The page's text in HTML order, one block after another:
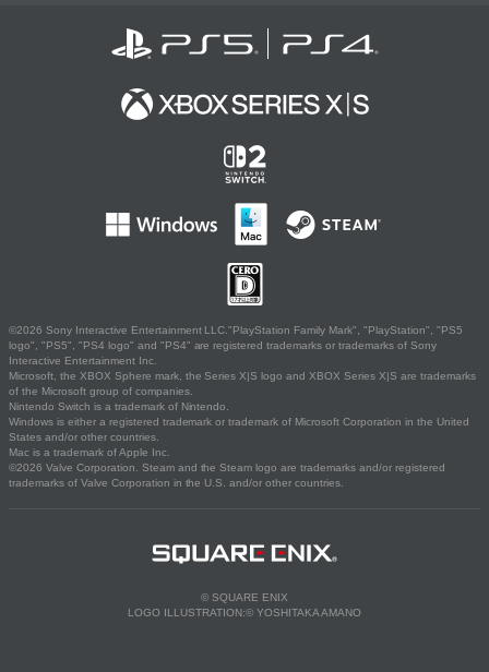
©2026 Sony Interactive Entertainment LLC."PlayStation Family Mark", "PlayStation", "PS5
logo", "PS5", "PS4 logo" and "PS4" are registered trademarks or trademarks of Sony
Interactive Entertainment Inc.
Microsoft, the XBOX Sphere mark, the Series X|S logo and XBOX Series X|S are trademarks
of the Microsoft group of companies.
Nintendo Switch is a trademark of Nintendo.
Windows is either a registered trademark or trademark of Microsoft Corporation in the United
States and/or other countries.
Mac is a trademark of Apple Inc.
©2026 Valve Corporation. Steam and the Steam logo are trademarks and/or registered
trademarks of Valve Corporation in the U.S. and/or other countries.
© SQUARE ENIX
LOGO ILLUSTRATION:© YOSHITAKA AMANO